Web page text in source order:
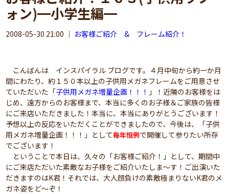
ォン)━小学生編━
2008-05-30 21:00 ｜ お客様ご紹介 & フレーム紹介！
こんばんは インスパイラル ブログです。４月中旬から約一か月
間にわたり、約１５０本以上の子供用メガネフレームをご用意させ
ていただいた「子供用メガネ増量企画！！！ 」！近隣のお客様をは
じめ、遠方からのお客様まで、本当に多くのお子様＆ご家族の皆様
にご来店いただきました！本当に、本当にありがとうございます！
予想以上の反応をいただくことができましたので、今後は、「子供
用メガネ増量企画！！！」として毎年恒例で開催して参りたい所存
でございます！
ということで本日は、久々の「お客様ご紹介！」として、期間中
にご来店ただいた素敵なお子様をご紹介いたしま～す！ご出演いた
だきますのはK君！それでは、大人顔負けの素敵極まりないK君のメ
ガネ姿をど～ぞ！